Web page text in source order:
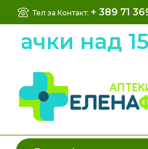
Тел за Контакт: + 389 71
над 1500